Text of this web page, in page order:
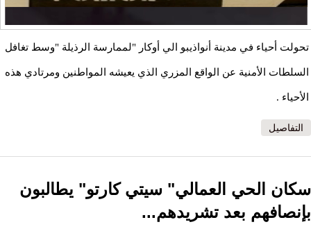
تحولت أحياء في مدينة أنواذيبو الي أوكار "لممارسة الرذيلة "وسط تغافل
السلطات الأمنية عن الواقع المزري الذي يعيشه المواطنين ومرتادي هذه
الأحياء .
التفاصيل
سكان الحي العمالي" سيتي كارتو" يطالبون
بإنصافهم بعد تشريدهم...